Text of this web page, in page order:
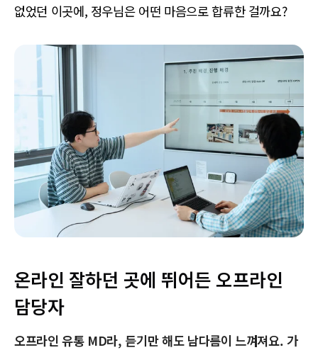
없었던 이곳에, 정우님은 어떤 마음으로 합류한 걸까요?
온라인 잘하던 곳에 뛰어든 오프라인
담당자
오프라인 유통 MD라, 듣기만 해도 남다름이 느껴져요. 가